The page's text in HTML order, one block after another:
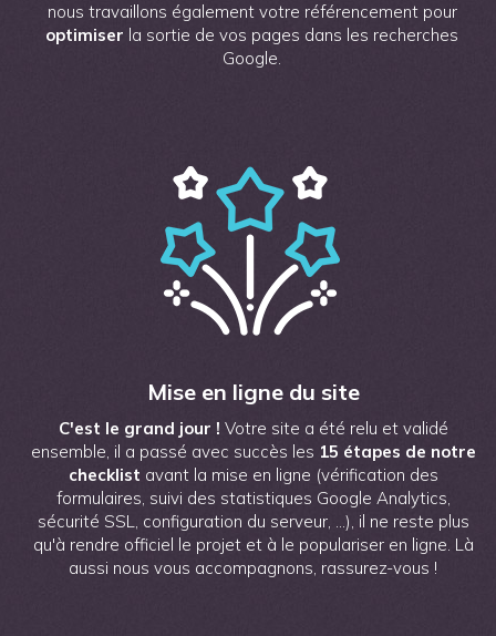
nous travaillons également votre référencement pour
optimiser la sortie de vos pages dans les recherches
Google.
Mise en ligne du site
C'est le grand jour ! Votre site a été relu et validé
ensemble, il a passé avec succès les 15 étapes de notre
checklist avant la mise en ligne (vérification des
formulaires, suivi des statistiques Google Analytics,
sécurité SSL, configuration du serveur, ...), il ne reste plus
qu'à rendre officiel le projet et à le populariser en ligne. Là
aussi nous vous accompagnons, rassurez-vous !